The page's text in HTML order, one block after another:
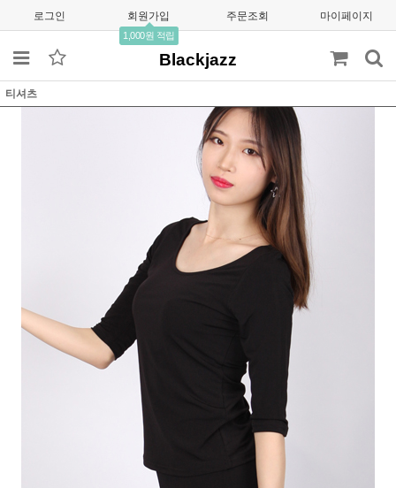
로그인 회원가입
1,000원 적립
주문조회 마이페이지
Blackjazz
티셔츠